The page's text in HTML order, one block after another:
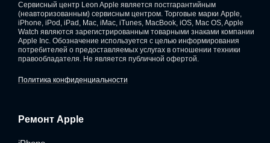
Сервисный центр Leon Apple является постгарантийным
(неавторизованным) сервисным центром. Торговые марки Apple,
iPhone, iPod, iPad, Mac, iMac, iTunes, MacBook, iOS, Mac OS, Apple
Watch являются зарегистрированным товарными знаками компании
Apple Inc. Обозначение используется с целью информирования
потребителей о предоставляемых услугах в отношении техники
правообладателя. Не является публичной офертой.
Политика конфиденциальности
Ремонт Apple